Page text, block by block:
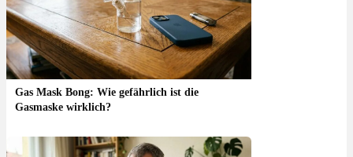
Gas Mask Bong: Wie gefährlich ist die
Gasmaske wirklich?